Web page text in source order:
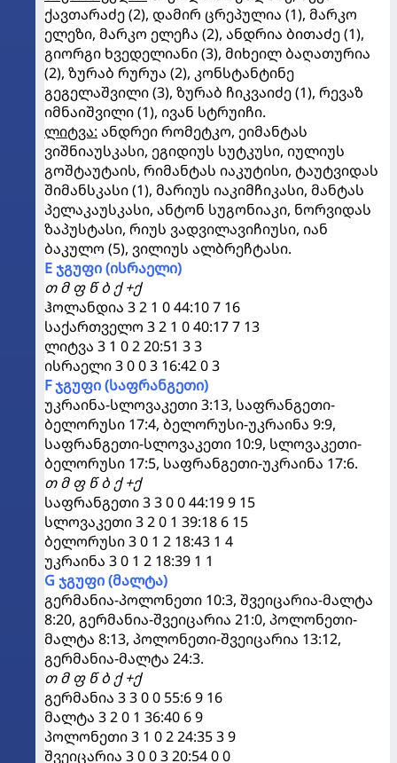
ქავთარაძე (2), დამირ ცრეპულია (1), მარკო
ელეზი, მარკო ელეჩა (2), ანდრია ბითაძე (1),
გიორგი ხვედელიანი (3), მიხეილ ბაღათურია
(2), ზურაბ რურუა (2), კონსტანტინე
გეგელაშვილი (3), ზურაბ ჩიკვაიძე (1), რევაზ
იმნაიშვილი (1), ივან სტრუიჩი.
ლიტვა: ანდრეი რომეტკო, ეიმანტას
ვიშნიაუსკასი, ეგიდიუს სუტკუსი, იულიუს
გოშტაუტაის, რიმანტას იაკუტისი, ტაუტვიდას
შიმანსკასი (1), მარიუს იაკიმჩიკასი, მანტას
პელაკაუსკასი, ანტონ სუგონიაკი, ნორვიდას
ზაპუსტასი, რიუს ვადვილავიჩიუსი, იან
ბაკულო (5), ვილიუს ალბრეჩტასი.
E ჯგუფი (ისრაელი)
თ მ ფ წ ბ ქ +ქ
ჰოლანდია 3 2 1 0 44:10 7 16
საქართველო 3 2 1 0 40:17 7 13
ლიტვა 3 1 0 2 20:51 3 3
ისრაელი 3 0 0 3 16:42 0 3
F ჯგუფი (საფრანგეთი)
უკრაინა-სლოვაკეთი 3:13, საფრანგეთი-
ბელორუსი 17:4, ბელორუსი-უკრაინა 9:9,
საფრანგეთი-სლოვაკეთი 10:9, სლოვაკეთი-
ბელორუსი 17:5, საფრანგეთი-უკრაინა 17:6.
თ მ ფ წ ბ ქ +ქ
საფრანგეთი 3 3 0 0 44:19 9 15
სლოვაკეთი 3 2 0 1 39:18 6 15
ბელორუსი 3 0 1 2 18:43 1 4
უკრაინა 3 0 1 2 18:39 1 1
G ჯგუფი (მალტა)
გერმანია-პოლონეთი 10:3, შვეიცარია-მალტა
8:20, გერმანია-შვეიცარია 21:0, პოლონეთი-
მალტა 8:13, პოლონეთი-შვეიცარია 13:12,
გერმანია-მალტა 24:3.
თ მ ფ წ ბ ქ +ქ
გერმანია 3 3 0 0 55:6 9 16
მალტა 3 2 0 1 36:40 6 9
პოლონეთი 3 1 0 2 24:35 3 9
შვეიცარია 3 0 0 3 20:54 0 0